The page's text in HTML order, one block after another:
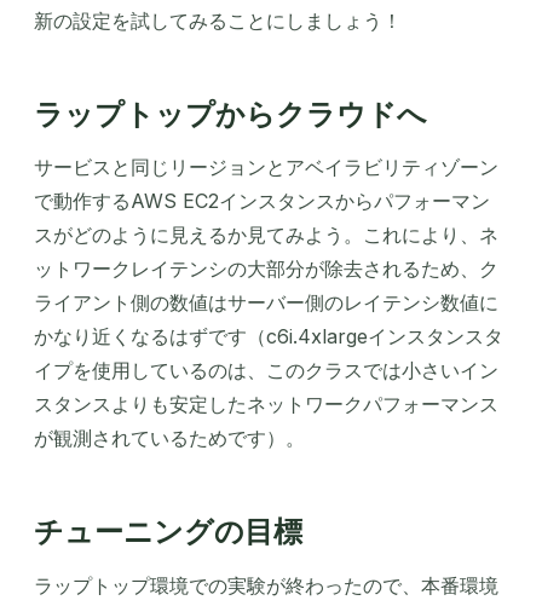
新の設定を試してみることにしましょう！
ラップトップからクラウドへ
サービスと同じリージョンとアベイラビリティゾーン
で動作するAWS EC2インスタンスからパフォーマン
スがどのように見えるか見てみよう。これにより、ネ
ットワークレイテンシの大部分が除去されるため、ク
ライアント側の数値はサーバー側のレイテンシ数値に
かなり近くなるはずです（c6i.4xlargeインスタンスタ
イプを使用しているのは、このクラスでは小さいイン
スタンスよりも安定したネットワークパフォーマンス
が観測されているためです）。
チューニングの目標
ラップトップ環境での実験が終わったので、本番環境